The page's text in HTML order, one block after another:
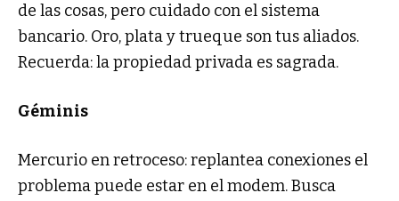
de las cosas, pero cuidado con el sistema
bancario. Oro, plata y trueque son tus aliados.
Recuerda: la propiedad privada es sagrada.
Géminis
Mercurio en retroceso: replantea conexiones el
problema puede estar en el modem. Busca